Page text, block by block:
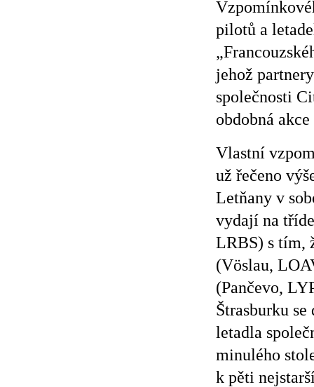
pilotů a
jehož
společnosti
obdobná
Vlastní
už řečeno
Letňany v
vydají na
LRBS) s tím,
(Vöslau,
(Pančevo,
Štrasburku
letadla
minulého
k pěti